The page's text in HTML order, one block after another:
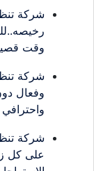
شركة
وقت قصير35%خصم
شركة
واحترافي
على كل